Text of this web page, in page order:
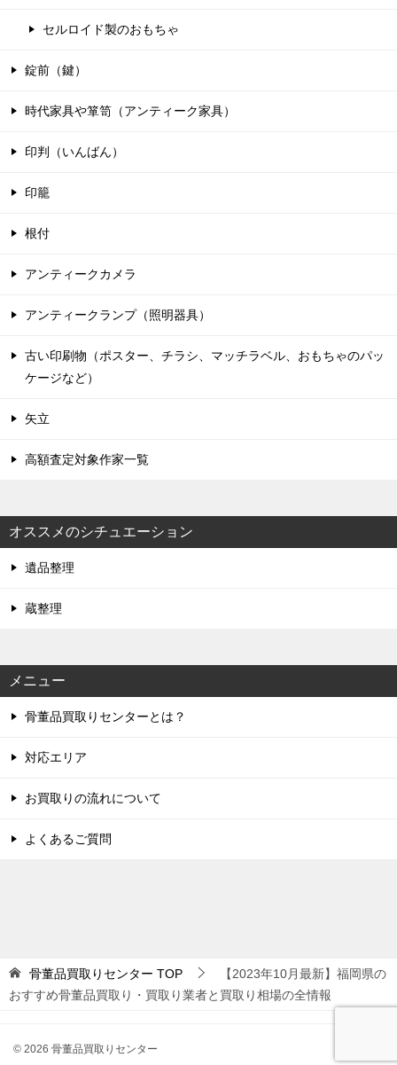
セルロイド製のおもちゃ
錠前（鍵）
時代家具や箪笥（アンティーク家具）
印判（いんばん）
印籠
根付
アンティークカメラ
アンティークランプ（照明器具）
古い印刷物（ポスター、チラシ、マッチラベル、おもちゃのパッ
ケージなど）
矢立
高額査定対象作家一覧
オススメのシチュエーション
遺品整理
蔵整理
メニュー
骨董品買取りセンターとは？
対応エリア
お買取りの流れについて
よくあるご質問
骨董品買取りセンター TOP
【2023年10月最新】福岡県の
おすすめ骨董品買取り・買取り業者と買取り相場の全情報
© 2026 骨董品買取りセンター